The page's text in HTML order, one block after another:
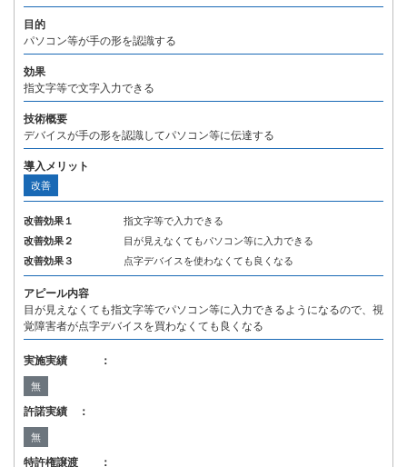
目的
パソコン等が手の形を認識する
効果
指文字等で文字入力できる
技術概要
デバイスが手の形を認識してパソコン等に伝達する
導入メリット
改善
改善効果１
指文字等で入力できる
改善効果２
目が見えなくてもパソコン等に入力できる
改善効果３
点字デバイスを使わなくても良くなる
アピール内容
目が見えなくても指文字等でパソコン等に入力できるようになるので、視
覚障害者が点字デバイスを買わなくても良くなる
実施実績 ：
無
許諾実績 ：
無
特許権譲渡 ：